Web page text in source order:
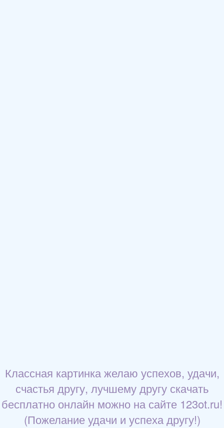
Классная картинка желаю успехов, удачи,
счастья другу, лучшему другу скачать
бесплатно онлайн можно на сайте 123ot.ru!
(Пожелание удачи и успеха другу!)